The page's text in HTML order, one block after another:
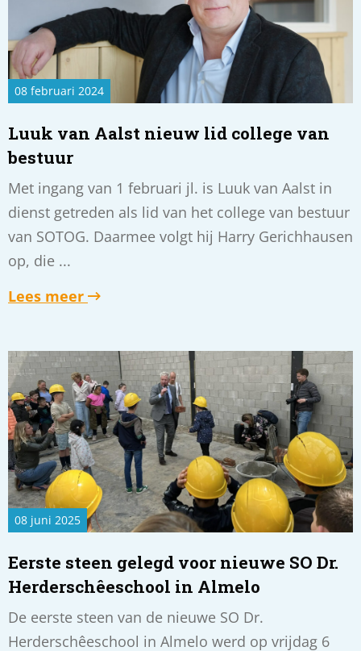
Luuk van Aalst nieuw lid college van
bestuur
08 februari 2024
Met ingang van 1 februari jl. is Luuk van Aalst in
dienst getreden als lid van het college van bestuur
van SOTOG. Daarmee volgt hij Harry Gerichhausen
op, die ...
Lees meer
Aalst
nieuw
lid
college
van
bestuur
Eerste steen gelegd voor nieuwe SO Dr.
Herderschêeschool in Almelo
08 juni 2025
De eerste steen van de nieuwe SO Dr.
Herderschêeschool in Almelo werd op vrijdag 6
Read
more
about
Eerste
steen
gelegd
voor
nieuwe
SO
Dr.
Herderschêeschool
in
Almelo